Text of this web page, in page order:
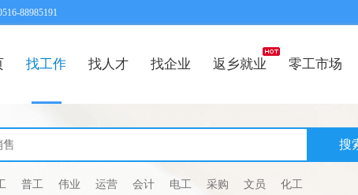
88985191
找工作 找人才 找企业 返乡就业 零工市场
普工 伟业 运营 会计 电工 采购 文员 化工